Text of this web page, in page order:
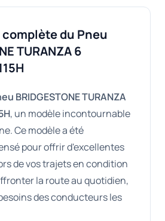
du Pneu
TURANZA 6
BRIDGESTONE TURANZA
, un modèle incontournable
Ce modèle a été
pour offrir d'excellentes
de vos trajets en condition
la route au quotidien,
des conducteurs les